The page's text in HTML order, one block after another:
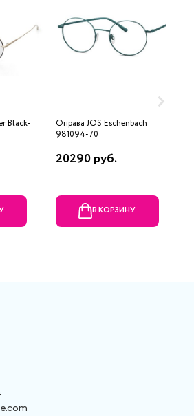
Black-
Оправа JOS Eschenbach
981094-70
20290 руб.
В КОРЗИНУ